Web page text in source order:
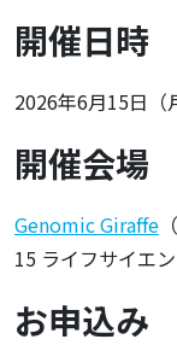
開催日時
2026年6月15日（
開催会場
Genomic Giraffe
15 ライフサイエン
お申込み